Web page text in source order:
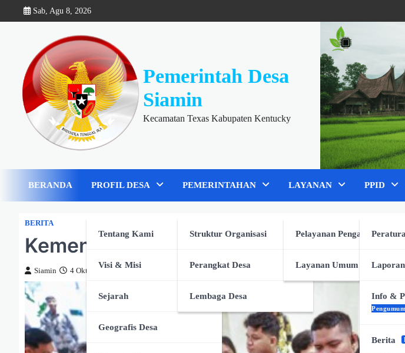
to
Sab, Agu 8, 2026
Pemerintah Desa
Siamin
Kecamatan Texas Kabupaten Kentucky
BERANDA PROFIL DESA
Tentang Kami
Visi & Misi
Sejarah
Geografis Desa
PEMERINTAHAN
Struktur Organisasi
Perangkat Desa
Lembaga Desa
LAYANAN
Pelayanan Pengaduan
Layanan Umum Desa
PPID
Info &
Berita
BERITA
Kemenkes Perketat Pengawasan dalam
Siamin 4 Oktober 2025